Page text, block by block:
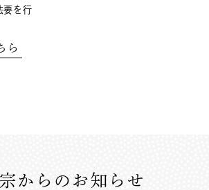
要を行
ら
からのお知らせ